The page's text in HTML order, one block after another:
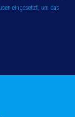
eingesetzt, um das